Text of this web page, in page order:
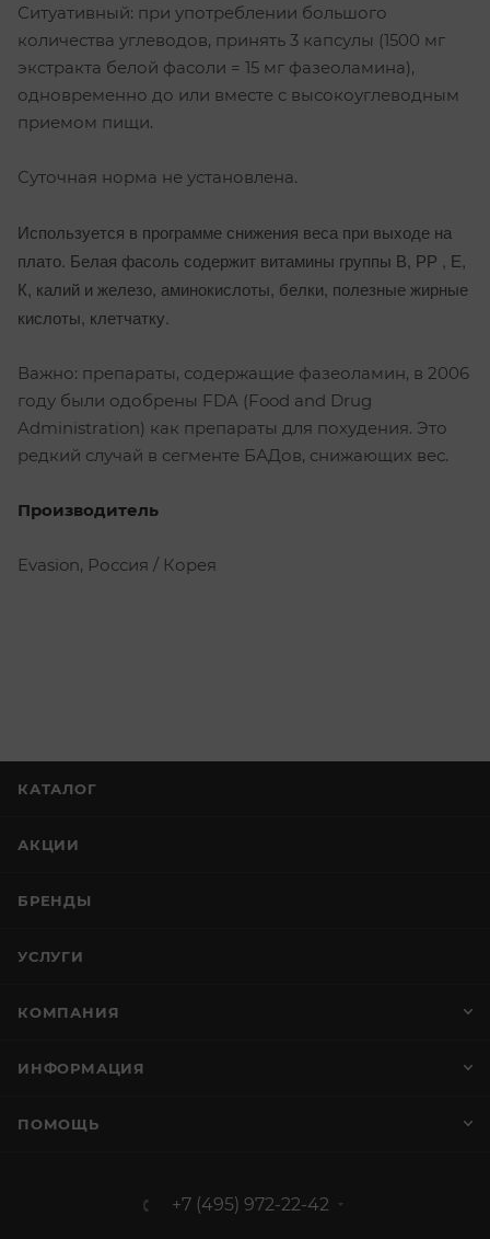
Ситуативный: при употреблении большого
количества углеводов, принять 3 капсулы (1500 мг
экстракта белой фасоли = 15 мг фазеоламина),
одновременно до или вместе с высокоуглеводным
приемом пищи.
Суточная норма не установлена.
Используется в программе снижения веса при выходе на
плато. Белая фасоль содержит витамины группы В, РР , Е,
К, калий и железо, аминокислоты, белки, полезные жирные
кислоты, клетчатку.
Важно: препараты, содержащие фазеоламин, в 2006
году были одобрены FDA (Food and Drug
Administration) как препараты для похудения. Это
редкий случай в сегменте БАДов, снижающих вес.
Производитель
Evasion, Россия / Корея
КАТАЛОГ
АКЦИИ
БРЕНДЫ
УСЛУГИ
КОМПАНИЯ
ИНФОРМАЦИЯ
ПОМОЩЬ
+7 (495) 972-22-42